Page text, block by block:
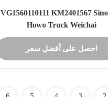
VG1560110111 KM2401567
Howo Truck Weichai
WD615/WP10/D10/WD6 حشية أنبوب
عادم محرك
احصل على أفضل سعر